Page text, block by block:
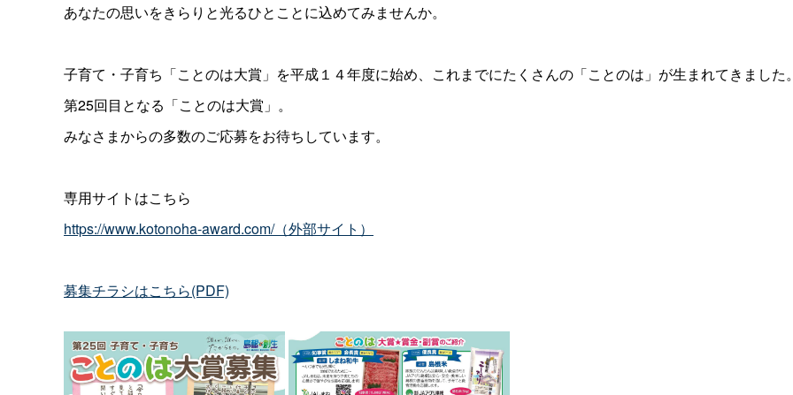
あなたの思いをきらりと光るひとことに込めてみませんか。
子育て・子育ち「ことのは大賞」を平成１４年度に始め、これまでにたくさんの「ことのは」が生まれてきました。
第25回目となる「ことのは大賞」。
みなさまからの多数のご応募をお待ちしています。
専用サイトはこちら
https://www.kotonoha-award.com/（外部サイト）
募集チラシはこちら(PDF)